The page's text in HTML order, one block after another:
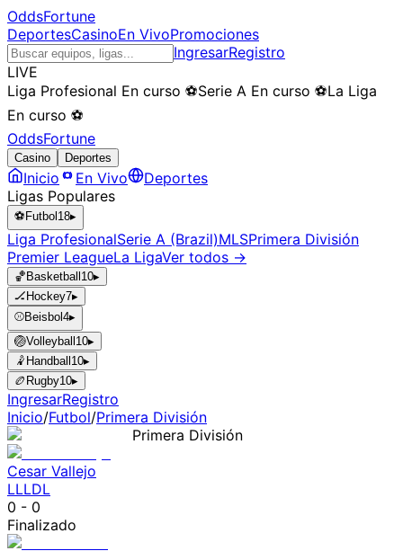
OddsFortune
DeportesCasinoEn VivoPromociones
IngresarRegistro
LIVE
Liga Profesional En curso ⚽Serie A En curso ⚽La Liga
En curso ⚽
OddsFortune
Casino Deportes
Inicio En Vivo
Deportes
Ligas Populares
⚽ Futbol 18▸
Liga ProfesionalSerie A (Brazil)MLSPrimera División
Premier LeagueLa LigaVer todos →
🏀 Basketball 10▸
🏒 Hockey7▸
⚾Beisbol 4▸
🏐Volleyball 10▸
🤾 Handball 10▸
🏉 Rugby10▸
IngresarRegistro
Inicio/Futbol/Primera División
Primera División
Cesar Vallejo
LLLDL
0 - 0
Finalizado